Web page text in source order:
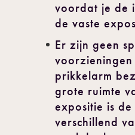
voordat je de
de vaste
Er zijn geen
prikkelarm
grote ruimte
expositie is
verschillend